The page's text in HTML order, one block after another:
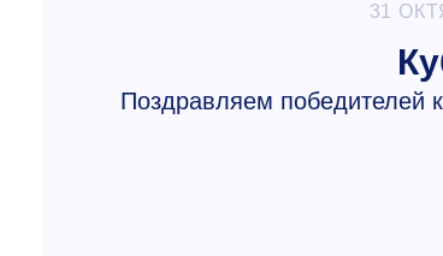
31
Поздравляем победителей